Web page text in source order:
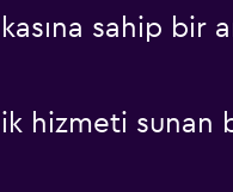
sahip bir
hizmeti sunan